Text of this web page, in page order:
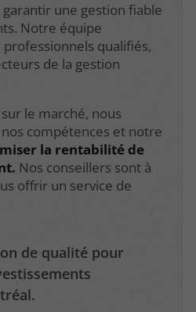
une gestion fiable
Notre équipe
qualifiés,
de la gestion
le marché, nous
compétences et notre
la rentabilité de
Nos conseillers sont à
offrir un service de
de qualité pour